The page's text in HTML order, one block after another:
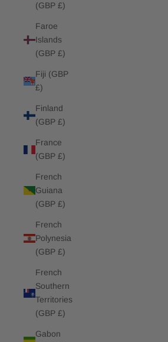
(GBP £)
Faroe
Islands
(GBP £)
Fiji (GBP
£)
Finland
(GBP £)
France
(GBP £)
French
Guiana
(GBP £)
French
Polynesia
(GBP £)
French
Southern
Territories
(GBP £)
Gabon